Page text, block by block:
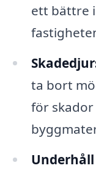
ett bättre
ta bort
för